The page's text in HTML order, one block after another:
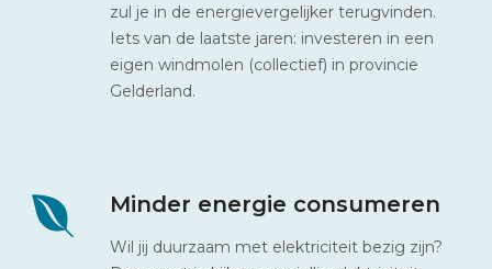
zul je in de energievergelijker terugvinden.
Iets van de laatste jaren: investeren in een
eigen windmolen (collectief) in provincie
Gelderland.
Minder energie consumeren
Wil jij duurzaam met elektriciteit bezig zijn?